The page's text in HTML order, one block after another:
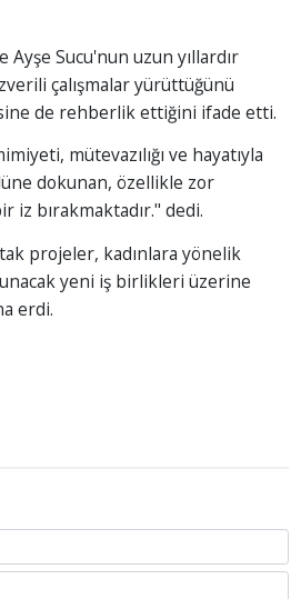
Sucu'nun uzun yıllardır
çalışmalar yürüttüğünü
de rehberlik ettiğini ifade etti.
mütevazılığı ve hayatıyla
dokunan, özellikle zor
iz bırakmaktadır." dedi.
projeler, kadınlara yönelik
yeni iş birlikleri üzerine
erdi.